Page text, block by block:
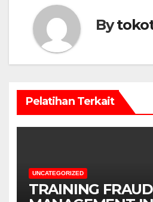
By
Pelatihan Terkait
UNCATEGORIZED
TRAINING FRAUD